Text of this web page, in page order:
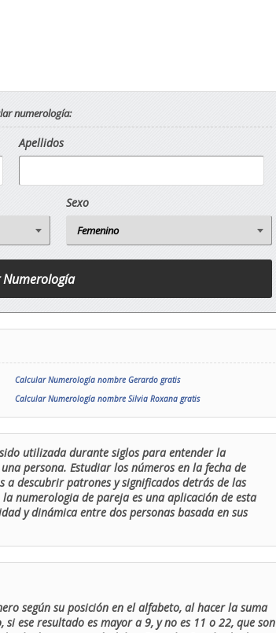
numerología:
Apellidos
Sexo
Calcular Numerología nombre Gerardo gratis
Calcular Numerología nombre Silvia Roxana gratis
utilizada durante siglos para entender la
persona. Estudiar los números en la fecha de
a descubrir patrones y significados detrás de las
numerologia de pareja es una aplicación de esta
y dinámica entre dos personas basada en sus
según su posición en el alfabeto, al hacer la suma
ese resultado es mayor a 9, y no es 11 o 22, que son